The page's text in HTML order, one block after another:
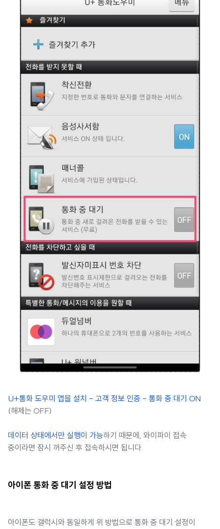
U+통화 도우미 앱을 설치 - 고객 정보 인증 - 통화 중 대기 ON
(해제는 OFF)
데이터 상태에서만 실행이 가능하기 때문에, 와이파이 접속
중이라면 잠시 꺼주신 후 접속하시면 됩니다.
아이폰 통화 중 대기 설정 방법
아이폰도 갤럭시와 동일하게 위 방법으로 통화 중 대기 설정이